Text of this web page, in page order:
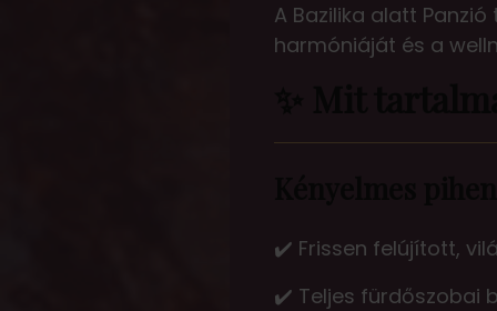
A Bazilika alatt
harmóniáját és a
✔️ Frissen felújított,
✔️ Teljes fürdőszobai